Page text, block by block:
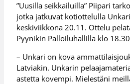
”Uusilla seikkailuilla” Piipari
jotka jatkuvat kotiottelulla
keskiviikkona 20.11. Ottelu
Pyynikin Palloiluhallilla klo
– Unkari on kova
Latviakin. Unkarin
astetta kovempi. Mielestäni